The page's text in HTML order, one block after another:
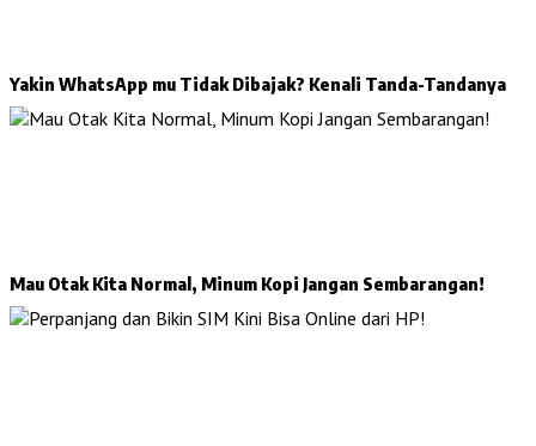
Yakin WhatsApp mu Tidak Dibajak? Kenali Tanda-Tandanya
Mau Otak Kita Normal, Minum Kopi Jangan Sembarangan!